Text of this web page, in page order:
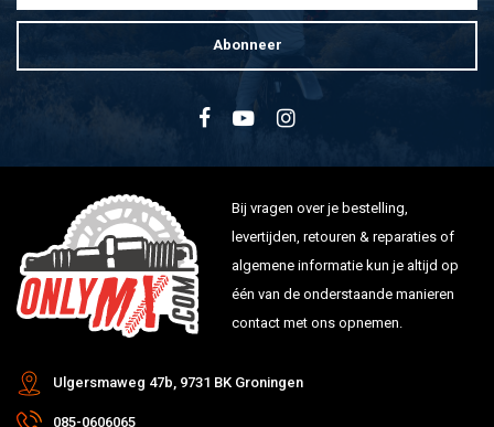
Abonneer
Bij vragen over je bestelling,
levertijden, retouren & reparaties of
algemene informatie kun je altijd op
één van de onderstaande manieren
contact met ons opnemen.
Ulgersmaweg 47b, 9731 BK Groningen
085-0606065